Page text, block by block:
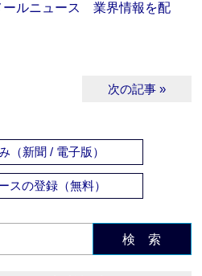
ルニュース 業界情報を配
次の記事 »
（新聞 / 電子版）
スの登録（無料）
検 索